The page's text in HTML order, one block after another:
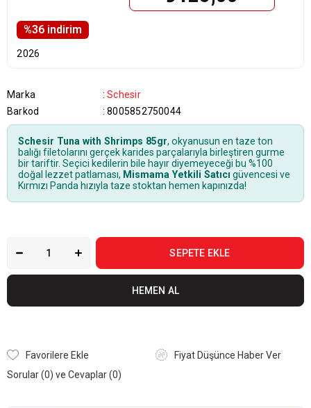
%36 i̇ndirim
2026
Marka : Schesir
Barkod
: 8005852750044
Schesir Tuna with Shrimps 85gr, okyanusun en taze ton
balığı filetolarını gerçek karides parçalarıyla birleştiren gurme
bir tariftir. Seçici kedilerin bile hayır diyemeyeceği bu %100
doğal lezzet patlaması, Mismama Yetkili Satıcı güvencesi ve
Kırmızı Panda hızıyla taze stoktan hemen kapınızda!
Favorilere Ekle
Fiyat Düşünce Haber Ver
Sorular (0) ve Cevaplar (0)